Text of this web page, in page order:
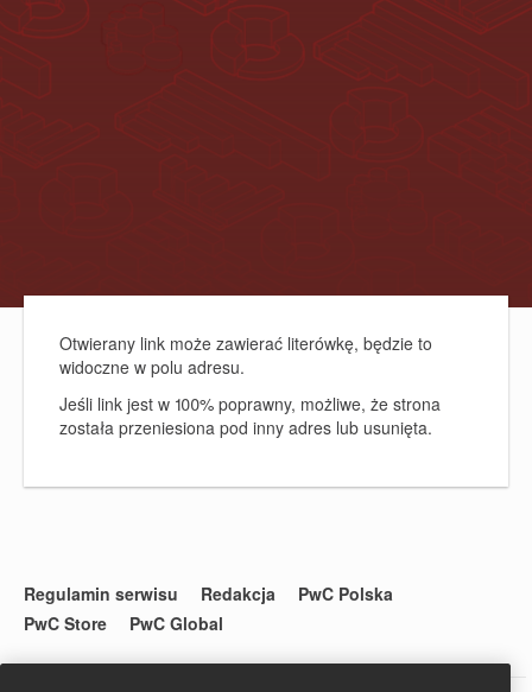
Otwierany link może zawierać literówkę, będzie to
widoczne w polu adresu.
Jeśli link jest w 100% poprawny, możliwe, że strona
została przeniesiona pod inny adres lub usunięta.
Regulamin serwisu Redakcja
PwC Polska
PwC Store
PwC Global